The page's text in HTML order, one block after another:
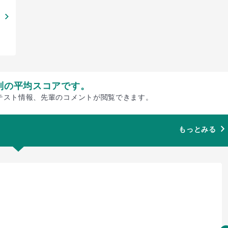
平均スコアです。
ト情報、先輩のコメントが閲覧できます。
もっとみる